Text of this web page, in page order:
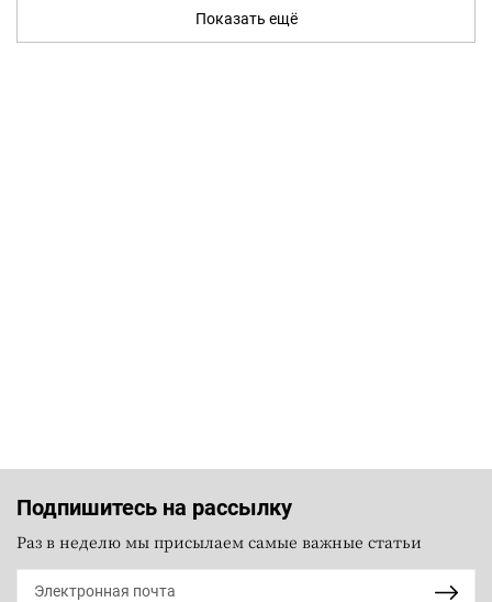
Показать ещё
Подпишитесь на рассылку
Раз в неделю мы присылаем самые важные статьи